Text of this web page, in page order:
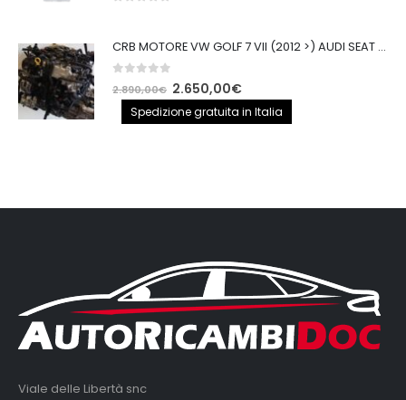
CRB MOTORE VW GOLF 7 VII (2012 >) AUDI SEAT 2.0TDI 150CV CRB IMPIANTO BOSCH
out of 5
2.890,00€ Il
prezzo
originale
2.650,00€Il
prezzo
attuale
Spedizione gratuita in Italia
Viale delle Libertà snc